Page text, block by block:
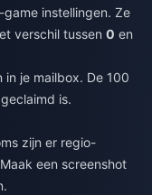
instellingen. Ze
verschil tussen 0 en
in je mailbox. De 100
is.
zijn er regio-
een screenshot